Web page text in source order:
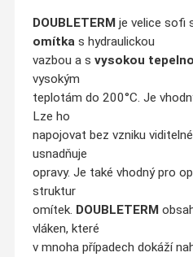
DOUBLETERMje velice sofi
omítkas hydraulickou
vazbou a s vysokou
vysokým
teplotám do 200°C. Je
Lze ho
napojovat bez vzniku
usnadňuje
opravy. Je také vhodný pro
struktur
omítek. DOUBLETERM
vláken, které
v mnoha případech dokáží